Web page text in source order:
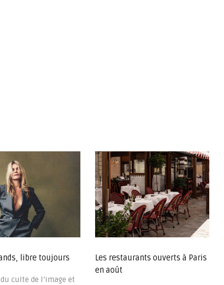
libre toujours
culte de l’image et
Les restaurants ouverts à Paris
en août